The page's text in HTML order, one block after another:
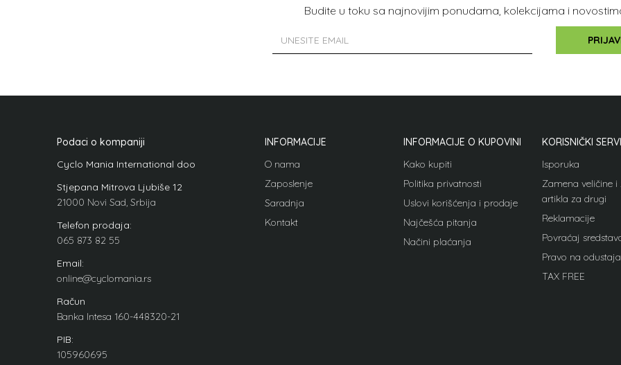
Budite u toku sa najnovijim ponudama, kolekcijama i
Podaci o kompaniji
Cyclo Mania International doo
Stjepana Mitrova Ljubiše 12
21000 Novi Sad, Srbija
Telefon prodaja:
065 873 82 55
Email:
online@cyclomania.rs
Račun
Banka Intesa 160-448320-21
PIB:
105960695
INFORMACIJE
O nama
Zaposlenje
Saradnja
Kontakt
INFORMACIJE O KUPOVINI
Kako kupiti
Politika privatnosti
Uslovi korišćenja i prodaje
Najčešća pitanja
Načini plaćanja
KORISNIČKI
Isporuka
Zamena veličine i
artikla za drugi
Reklamacije
Povraćaj
Pravo na
TAX FREE